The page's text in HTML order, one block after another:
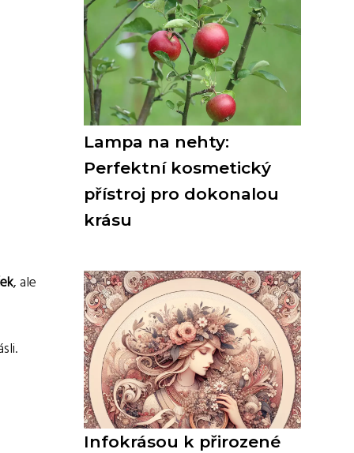
, ale
Lampa na nehty:
Perfektní kosmetický
přístroj pro dokonalou
krásu
Infokrásou k přirozené